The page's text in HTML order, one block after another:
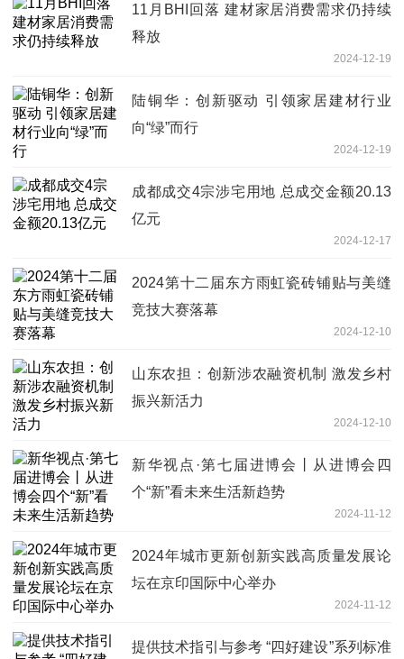
11月BHI回落 建材家居消费需求仍持续
释放
2024-12-19
陆铜华：创新驱动 引领家居建材行业
向“绿”而行
2024-12-19
成都成交4宗涉宅用地 总成交金额20.13
亿元
2024-12-17
2024第十二届东方雨虹瓷砖铺贴与美缝
竞技大赛落幕
2024-12-10
山东农担：创新涉农融资机制 激发乡村
振兴新活力
2024-12-10
新华视点·第七届进博会丨从进博会四
个“新”看未来生活新趋势
2024-11-12
2024年城市更新创新实践高质量发展论
坛在京印国际中心举办
2024-11-12
提供技术指引与参考 “四好建设”系列标准